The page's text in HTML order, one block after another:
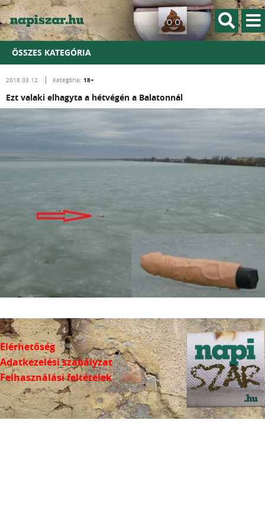
ÖSSZES KATEGÓRIA
2018.03.12. Kategória: 18+
Ezt valaki elhagyta a hétvégén a Balatonnál
Elérhetőség
Adatkezelési szabályzat
Felhasználási feltételek